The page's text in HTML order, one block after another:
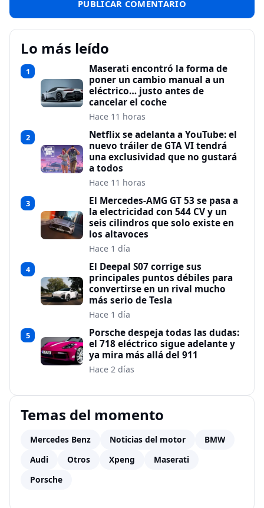
Lo más leído
1
Maserati encontró la forma de
poner un cambio manual a un
eléctrico… justo antes de
cancelar el coche
Hace 11 horas
2
Netflix se adelanta a YouTube: el
nuevo tráiler de GTA VI tendrá
una exclusividad que no gustará
a todos
Hace 11 horas
3
El Mercedes-AMG GT 53 se pasa a
la electricidad con 544 CV y un
seis cilindros que solo existe en
los altavoces
Hace 1 día
4
El Deepal S07 corrige sus
principales puntos débiles para
convertirse en un rival mucho
más serio de Tesla
Hace 1 día
5
Porsche despeja todas las dudas:
el 718 eléctrico sigue adelante y
ya mira más allá del 911
Hace 2 días
Temas del momento
Mercedes Benz Noticias del motor
BMW
Audi
Otros Xpeng
Maserati
Porsche